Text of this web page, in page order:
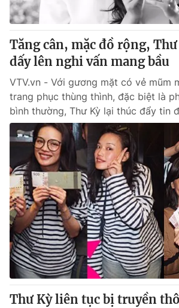
Tăng cân, mặc đồ rộng,
dấy lên nghi vấn mang bầu
VTV.vn - Với gương mặt có vẻ mũm
trang phục thùng thình, đặc biệt là
bình thường, Thư Kỳ lại thúc đẩy tin
Thư Kỳ liên tục bị truyền